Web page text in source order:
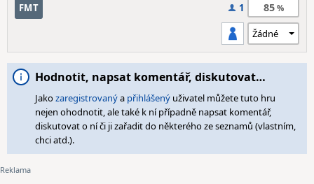
FMT 1 85
Hodnotit, napsat komentář, diskutovat…
Jakozaregistrovanýa přihlášený uživatel můžete tuto hru
nejen ohodnotit, ale také k ní případně napsat komentář,
diskutovat o ní či ji zařadit do některého ze seznamů (vlastním,
chci atd.).